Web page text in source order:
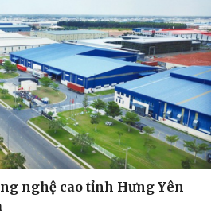
Giải trí
Nghệ sĩ
Thời trang
Sao Việt
nghệ cao tỉnh Hưng Yên